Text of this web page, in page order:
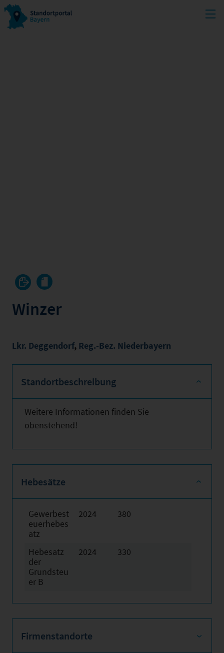
Winzer
Lkr. Deggendorf, Reg.-Bez. Niederbayern
Standortbeschreibung
Weitere Informationen finden Sie
obenstehend!
Hebesätze
Gewerbest
euerhebes
atz
2024 380
Hebesatz
der
Grundsteu
er B
2024 330
Firmenstandorte